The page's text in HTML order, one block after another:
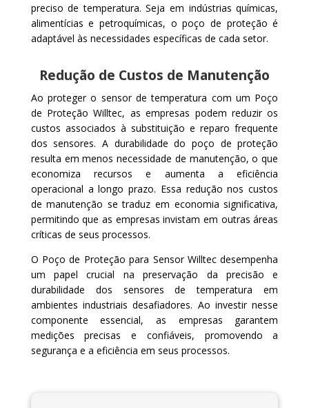
preciso de temperatura. Seja em indústrias químicas,
alimentícias e petroquímicas, o poço de proteção é
adaptável às necessidades específicas de cada setor.
Redução de Custos de Manutenção
Ao proteger o sensor de temperatura com um Poço
de Proteção Willtec, as empresas podem reduzir os
custos associados à substituição e reparo frequente
dos sensores. A durabilidade do poço de proteção
resulta em menos necessidade de manutenção, o que
economiza recursos e aumenta a eficiência
operacional a longo prazo. Essa redução nos custos
de manutenção se traduz em economia significativa,
permitindo que as empresas invistam em outras áreas
críticas de seus processos.
O Poço de Proteção para Sensor Willtec desempenha
um papel crucial na preservação da precisão e
durabilidade dos sensores de temperatura em
ambientes industriais desafiadores. Ao investir nesse
componente essencial, as empresas garantem
medições precisas e confiáveis, promovendo a
segurança e a eficiência em seus processos.